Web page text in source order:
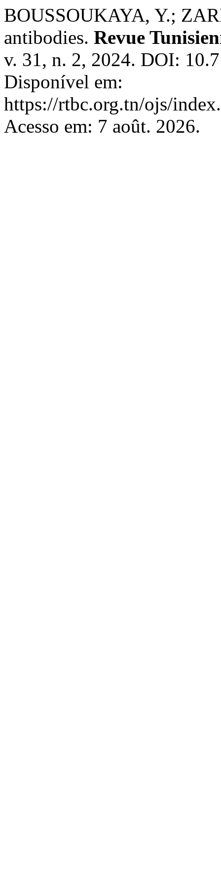
BOUSSOUKAYA, Y.;
antibodies. Revue
v. 31, n. 2, 2024. DOI:
Disponível em:
https://rtbc.org.tn/ojs/
Acesso em: 7 août. 2026.